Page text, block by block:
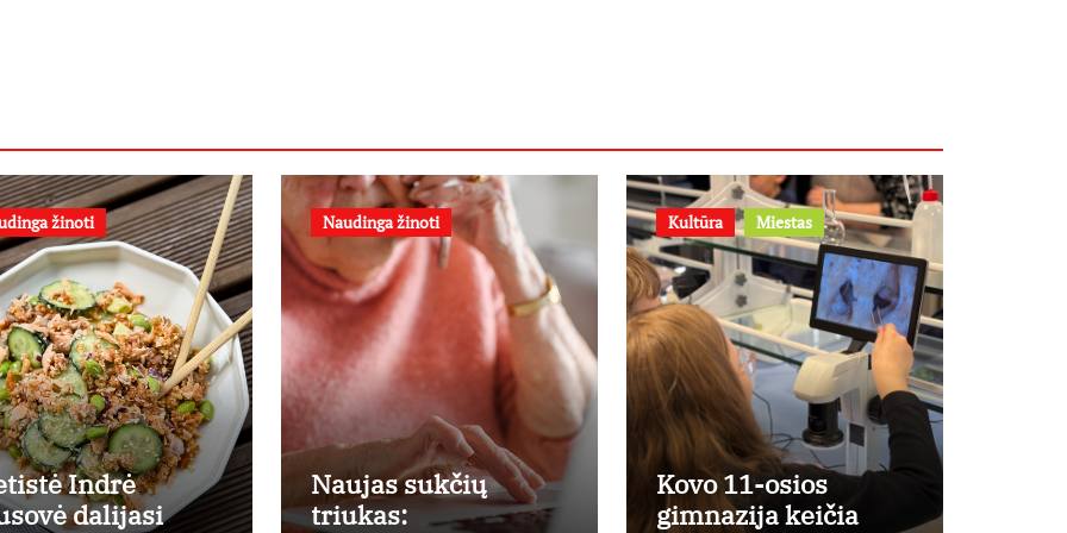
žinoti
Indrė
dalijasi
Naudinga žinoti
Naujas sukčių
triukas:
Kultūra Miestas
Kovo 11-osios
gimnazija keičia